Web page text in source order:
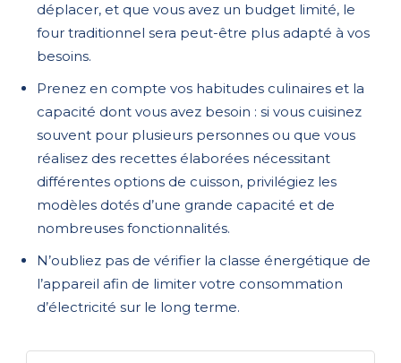
déplacer, et que vous avez un budget limité, le
four traditionnel sera peut-être plus adapté à vos
besoins.
Prenez en compte vos habitudes culinaires et la
capacité dont vous avez besoin : si vous cuisinez
souvent pour plusieurs personnes ou que vous
réalisez des recettes élaborées nécessitant
différentes options de cuisson, privilégiez les
modèles dotés d’une grande capacité et de
nombreuses fonctionnalités.
N’oubliez pas de vérifier la classe énergétique de
l’appareil afin de limiter votre consommation
d’électricité sur le long terme.